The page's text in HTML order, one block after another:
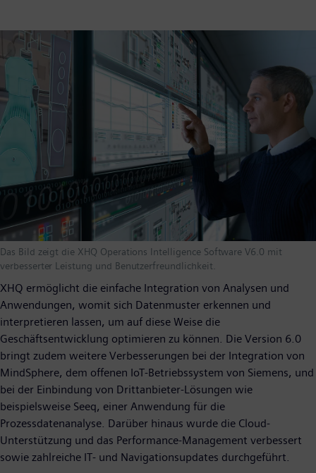
Das Bild zeigt die XHQ Operations Intelligence Software V6.0 mit
verbesserter Leistung und Benutzerfreundlichkeit.
XHQ ermöglicht die einfache Integration von Analysen und
Anwendungen, womit sich Datenmuster erkennen und
interpretieren lassen, um auf diese Weise die
Geschäftsentwicklung optimieren zu können. Die Version 6.0
bringt zudem weitere Verbesserungen bei der Integration von
MindSphere, dem offenen IoT-Betriebssystem von Siemens, und
bei der Einbindung von Drittanbieter-Lösungen wie
beispielsweise Seeq, einer Anwendung für die
Prozessdatenanalyse. Darüber hinaus wurde die Cloud-
Unterstützung und das Performance-Management verbessert
sowie zahlreiche IT- und Navigationsupdates durchgeführt.